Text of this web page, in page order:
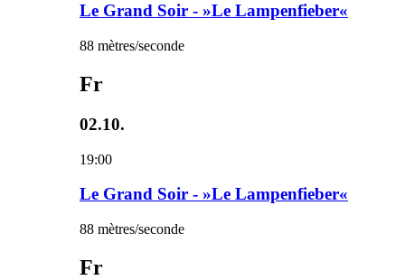
Le Grand Soir - »Le Lampenfieber«
88 mètres/seconde
Fr
02.10.
19:00
Le Grand Soir - »Le Lampenfieber«
88 mètres/seconde
Fr